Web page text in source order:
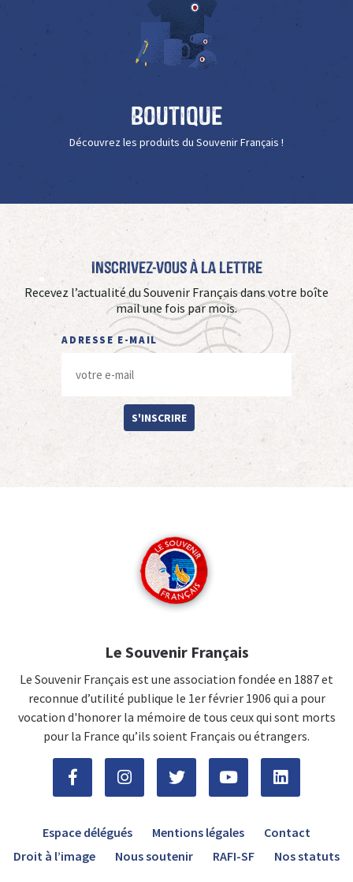
Boutique
Découvrez les produits du Souvenir Français !
Inscrivez-vous à La Lettre
Recevez l’actualité du Souvenir Français dans votre boîte
mail une fois par mois.
ADRESSE E-MAIL
S'INSCRIRE
Le Souvenir Français
Le Souvenir Français est une association fondée en 1887 et
reconnue d’utilité publique le 1er février 1906 qui a pour
vocation d'honorer la mémoire de tous ceux qui sont morts
pour la France qu’ils soient Français ou étrangers.
Espace délégués Mentions légales
Contact
Droit à l’image
Nous soutenir RAFI-SF Nos statuts